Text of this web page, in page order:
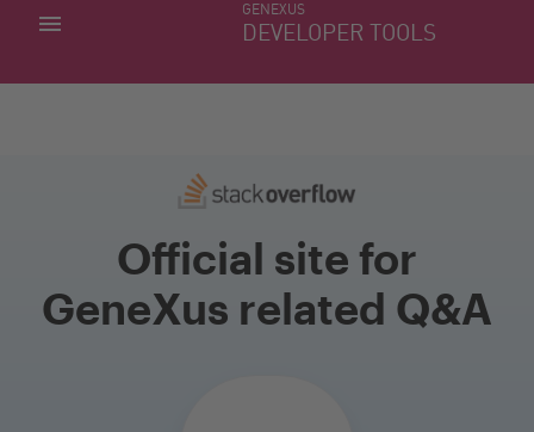
GENEXUS
DEVELOPER TOOLS
MIS APLICACIONES
Official site for
GeneXus related Q&A